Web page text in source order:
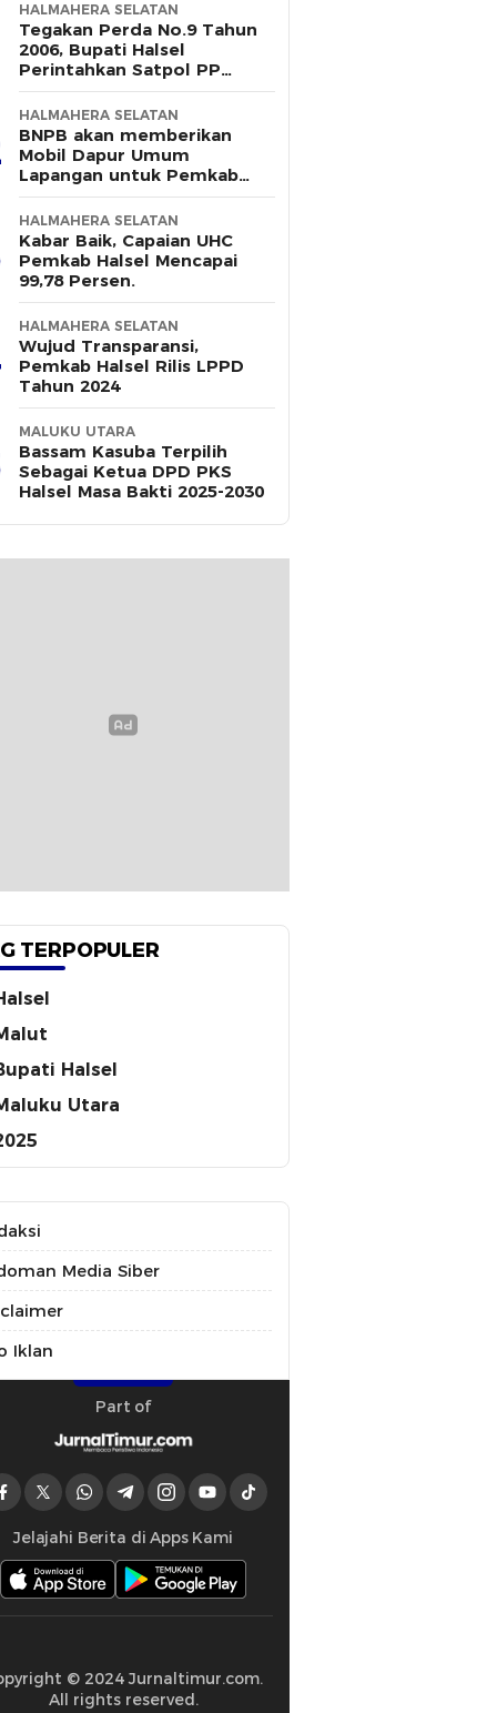
HALMAHERA SELATAN
Tegakan Perda No.9 Tahun
2006, Bupati Halsel
Perintahkan Satpol PP
Terus Gelar Razia
HALMAHERA SELATAN
BNPB akan memberikan
Mobil Dapur Umum
Lapangan untuk Pemkab
Halsel
HALMAHERA SELATAN
Kabar Baik, Capaian UHC
Pemkab Halsel Mencapai
99,78 Persen.
HALMAHERA SELATAN
Wujud Transparansi,
Pemkab Halsel Rilis LPPD
Tahun 2024
MALUKU UTARA
Bassam Kasuba Terpilih
Sebagai Ketua DPD PKS
Halsel Masa Bakti 2025-2030
TERPOPULER
Halsel
Utara
Media Siber
Iklan
Part of
Jelajahi Berita di Apps Kami
© 2024 Jurnaltimur.com.
All rights reserved.